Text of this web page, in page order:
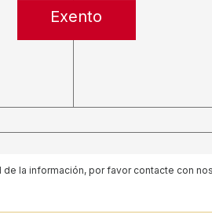
Exento
la información, por favor contacte con